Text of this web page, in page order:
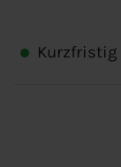
Kurzfristig